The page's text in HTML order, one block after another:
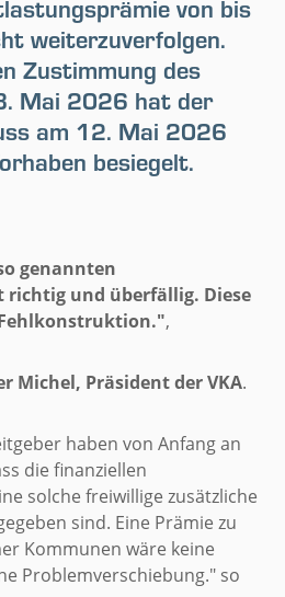
von bis
weiterzuverfolgen.
Zustimmung des
Mai 2026 hat der
am 12. Mai 2026
besiegelt.
genannten
richtig und überfällig. Diese
,
Michel, Präsident der VKA.
haben von Anfang an
die finanziellen
solche freiwillige zusätzliche
sind. Eine Prämie zu
Kommunen wäre keine
Problemverschiebung." so